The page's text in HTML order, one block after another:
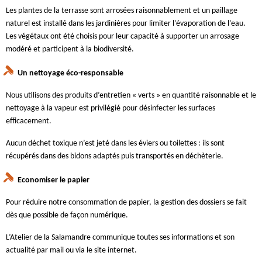
Les plantes de la terrasse sont arrosées raisonnablement et un paillage
naturel est installé dans les jardinières pour limiter l’évaporation de l’eau.
Les végétaux ont été choisis pour leur capacité à supporter un arrosage
modéré et participent à la biodiversité.
Un nettoyage éco-responsable
Nous utilisons des produits d’entretien « verts » en quantité raisonnable et le
nettoyage à la vapeur est privilégié pour désinfecter les surfaces
efficacement.
Aucun déchet toxique n’est jeté dans les éviers ou toilettes : ils sont
récupérés dans des bidons adaptés puis transportés en déchèterie.
Economiser le papier
Pour réduire notre consommation de papier, la gestion des dossiers se fait
dès que possible de façon numérique.
L’Atelier de la Salamandre communique toutes ses informations et son
actualité par mail ou via le site internet.